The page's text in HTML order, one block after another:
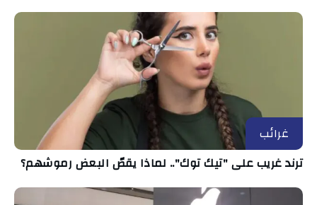
غرائب
ترند غريب على "تيك توك".. لماذا يقصّ البعض رموشهم؟